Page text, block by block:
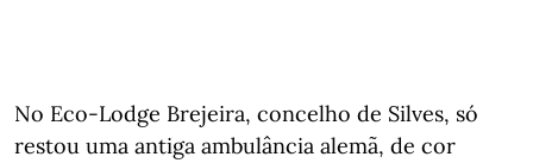
No Eco-Lodge Brejeira, concelho de Silves, só
restou uma antiga ambulância alemã, de cor